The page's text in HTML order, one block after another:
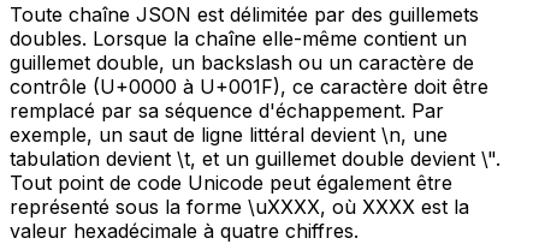
Toute chaîne JSON est délimitée par des guillemets
doubles. Lorsque la chaîne elle-même contient un
guillemet double, un backslash ou un caractère de
contrôle (U+0000 à U+001F), ce caractère doit être
remplacé par sa séquence d'échappement. Par
exemple, un saut de ligne littéral devient \n, une
tabulation devient \t, et un guillemet double devient \".
Tout point de code Unicode peut également être
représenté sous la forme \uXXXX, où XXXX est la
valeur hexadécimale à quatre chiffres.